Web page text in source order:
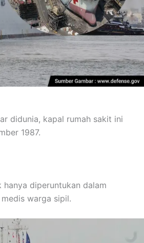
didunia, kapal rumah sakit ini
1987.
diperuntukan dalam
warga sipil.